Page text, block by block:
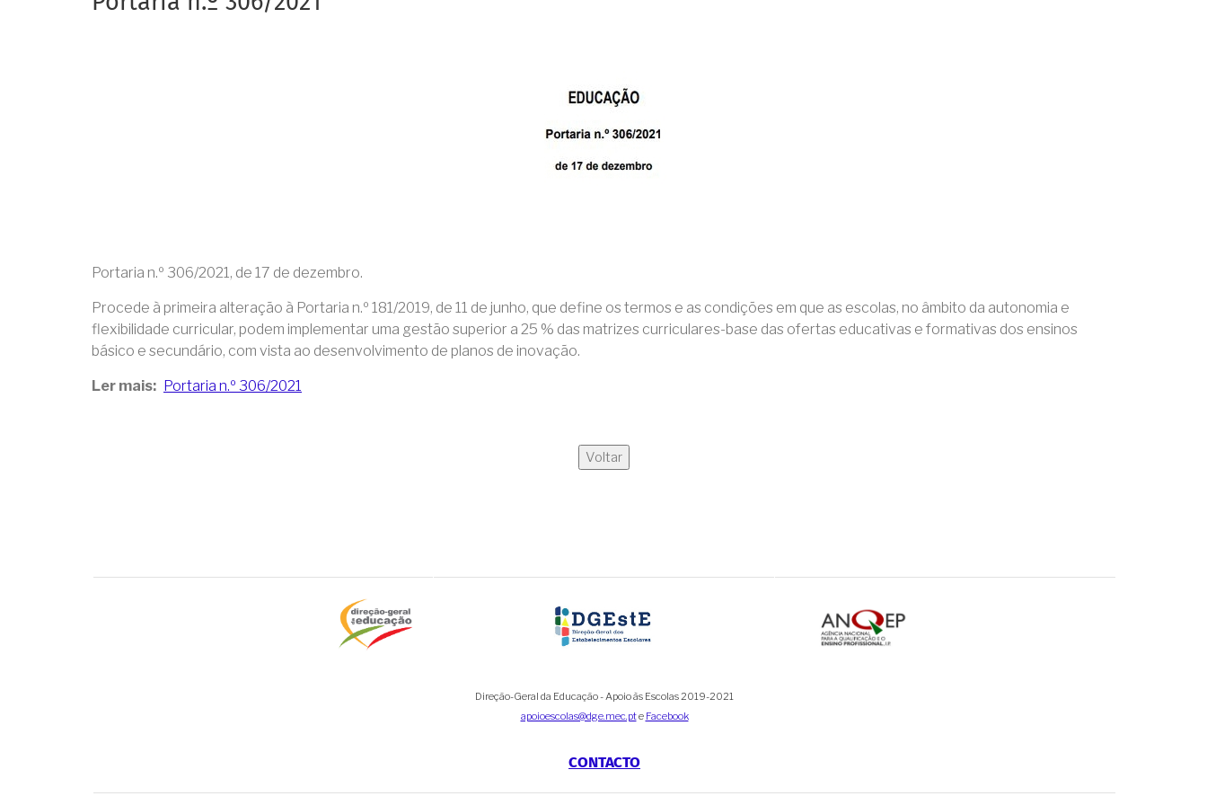
Portaria n.º 306/2021, de 17 de dezembro.
Procede à primeira alteração à Portaria n.º 181/2019, de 11 de junho, que define os termos e as condições em que as escolas, no âmbito da autonomia e
flexibilidade curricular, podem implementar uma gestão superior a 25 % das matrizes curriculares-base das ofertas educativas e formativas dos ensinos
básico e secundário, com vista ao desenvolvimento de planos de inovação.
Ler mais Portaria n.º 306/2021
Voltar
Direção-Geral da Educação - Apoio às Escolas 2019-2021
apoioescolas@dge.mec.pte Facebook
CONTACTO